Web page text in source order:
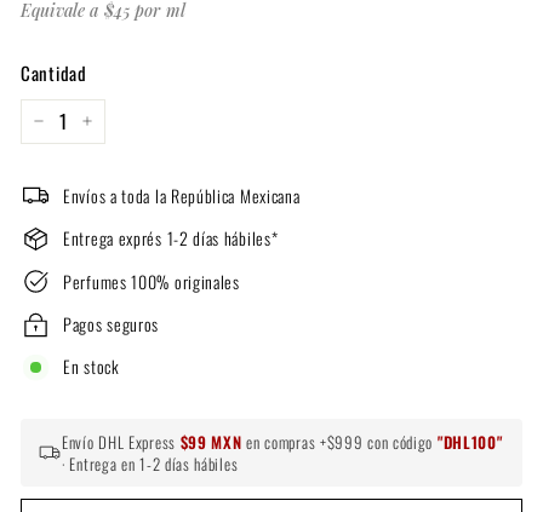
135.00
Equivale a $45 por ml
Cantidad
+
Envíos a toda la República Mexicana
Entrega exprés 1-2 días hábiles*
Perfumes 100% originales
Pagos seguros
En stock
Envío DHL Express $99 MXN en compras +$999 con código "DHL100"
· Entrega en 1-2 días hábiles